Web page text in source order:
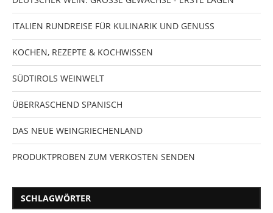
ITALIEN RUNDREISE FÜR KULINARIK UND GENUSS
KOCHEN, REZEPTE & KOCHWISSEN
SÜDTIROLS WEINWELT
ÜBERRASCHEND SPANISCH
DAS NEUE WEINGRIECHENLAND
PRODUKTPROBEN ZUM VERKOSTEN SENDEN
SCHLAGWÖRTER